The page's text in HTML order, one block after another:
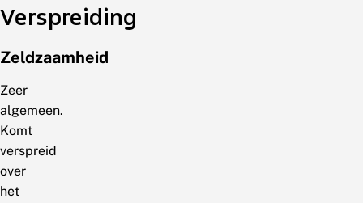
Verspreiding
Zeldzaamheid
Zeer
algemeen.
Komt
verspreid
over
het